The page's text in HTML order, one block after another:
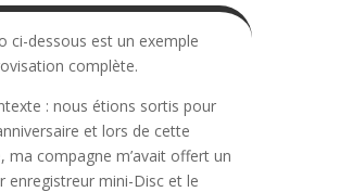
ci-dessous est un exemple
complète.
: nous étions sortis pour
et lors de cette
ma compagne m’avait offert un
enregistreur mini-Disc et le